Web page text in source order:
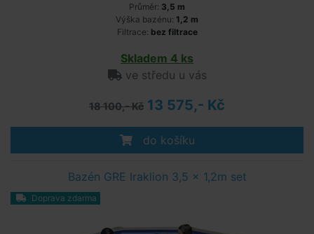
Průměr: 3,5 m
Výška bazénu: 1,2 m
Filtrace: bez filtrace
Skladem 4 ks
ve středu u vás
18 100,- Kč 13 575,- Kč
do košíku
Bazén GRE Iraklion 3,5 x 1,2m set
Doprava zdarma